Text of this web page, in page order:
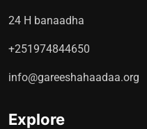
24 H banaadha
+251974844650
info@gareeshahaadaa.org
Explore